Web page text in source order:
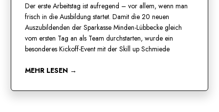
Der erste Arbeitstag ist aufregend – vor allem, wenn man
frisch in die Ausbildung startet. Damit die 20 neuen
Auszubildenden der Sparkasse Minden-Lübbecke gleich
vom ersten Tag an als Team durchstarten, wurde ein
besonderes Kickoff-Event mit der Skill up Schmiede
MEHR LESEN →